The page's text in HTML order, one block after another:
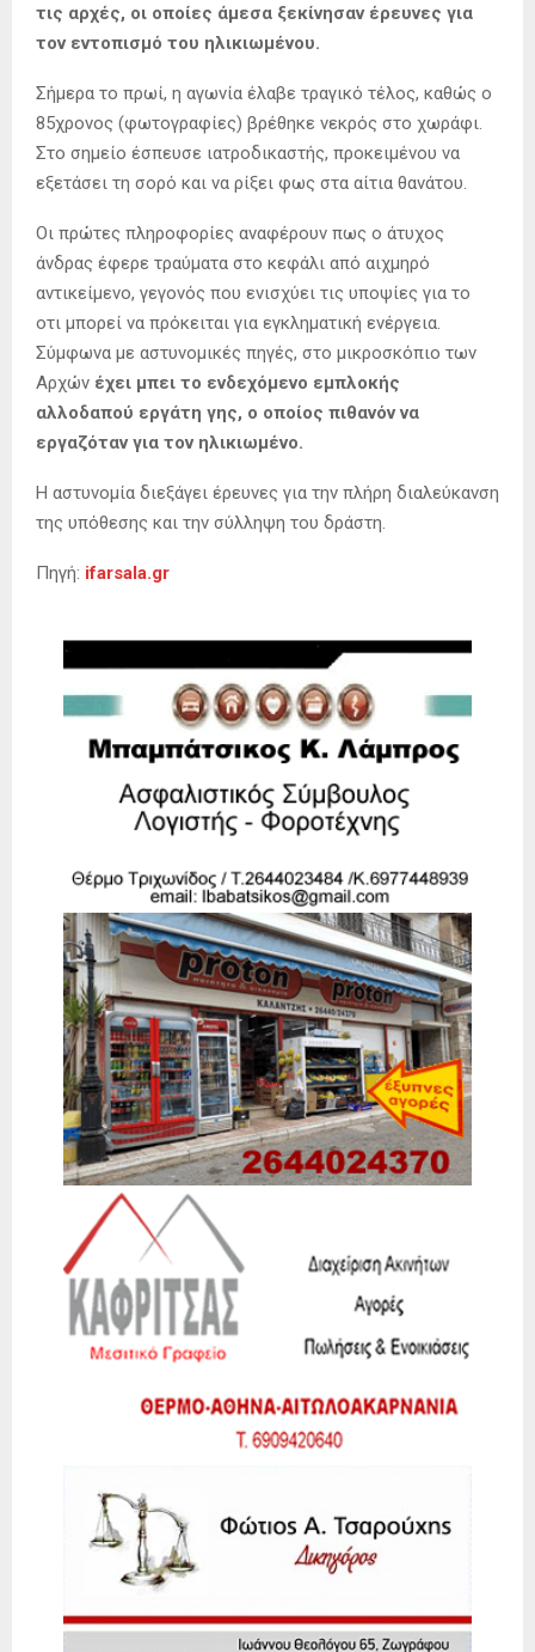
τις αρχές, οι οποίες άμεσα ξεκίνησαν έρευνες για
τον εντοπισμό του ηλικιωμένου.
Σήμερα το πρωί, η αγωνία έλαβε τραγικό τέλος, καθώς ο
85χρονος (φωτογραφίες) βρέθηκε νεκρός στο χωράφι.
Στο σημείο έσπευσε ιατροδικαστής, προκειμένου να
εξετάσει τη σορό και να ρίξει φως στα αίτια θανάτου.
Οι πρώτες πληροφορίες αναφέρουν πως ο άτυχος
άνδρας έφερε τραύματα στο κεφάλι από αιχμηρό
αντικείμενο, γεγονός που ενισχύει τις υποψίες για το
οτι μπορεί να πρόκειται για εγκληματική ενέργεια.
Σύμφωνα με αστυνομικές πηγές, στο μικροσκόπιο των
Αρχών έχει μπει το ενδεχόμενο εμπλοκής
αλλοδαπού εργάτη γης, ο οποίος πιθανόν να
εργαζόταν για τον ηλικιωμένο.
Η αστυνομία διεξάγει έρευνες για την πλήρη διαλεύκανση
της υπόθεσης και την σύλληψη του δράστη.
Πηγή: ifarsala.gr